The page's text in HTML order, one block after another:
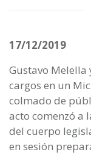
17/12/2019
Gustavo
cargos en un
colmado de
acto comenzó a
del cuerpo
en sesión